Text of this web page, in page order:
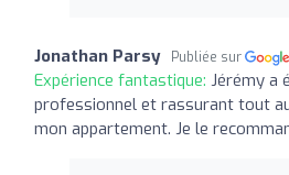
Jonathan Parsy Publiée sur
Expérience fantastique: Jérémy a
professionnel et rassurant tout
mon appartement. Je le